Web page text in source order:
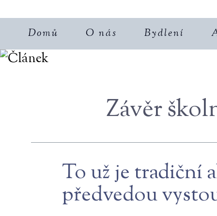
Domů O nás Bydlení
Závěr
To už je tradiční
předvedou